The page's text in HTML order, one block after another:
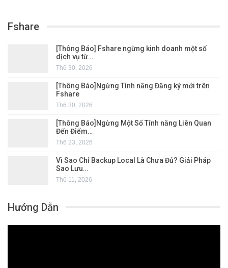
Fshare
[Thông Báo] Fshare ngừng kinh doanh một số
dịch vụ từ…
Th6 30, 2026
[Thông Báo]Ngừng Tính năng Đăng ký mới trên
Fshare
Th6 30, 2026
[Thông Báo]Ngừng Một Số Tính năng Liên Quan
Đến Điểm…
Th6 23, 2026
Vì Sao Chỉ Backup Local Là Chưa Đủ? Giải Pháp
Sao Lưu…
Th6 11, 2026
Hướng Dẫn